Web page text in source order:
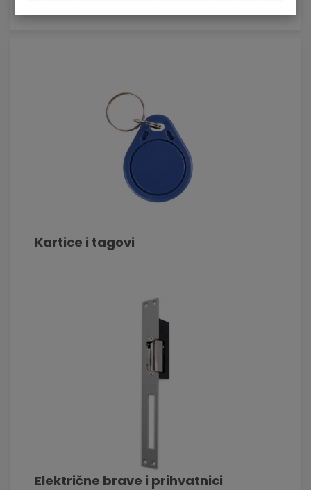
Kartice i tagovi
Električne brave i prihvatnici